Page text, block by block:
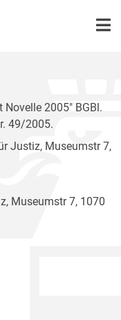
2005" BGBl.
49/2005.
Justiz, Museumstr 7,
Museumstr 7, 1070